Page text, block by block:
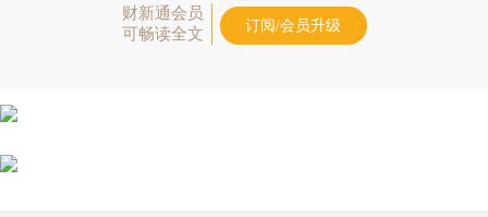
财新通会员
可畅读全文
订阅/会员升级